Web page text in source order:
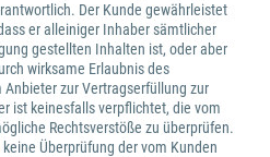
Der Kunde gewährleistet
er alleiniger Inhaber sämtlicher
gestellten Inhalten ist, oder aber
wirksame Erlaubnis des
zur Vertragserfüllung zur
ist keinesfalls verpflichtet, die vom
Rechtsverstöße zu überprüfen.
Überprüfung der vom Kunden